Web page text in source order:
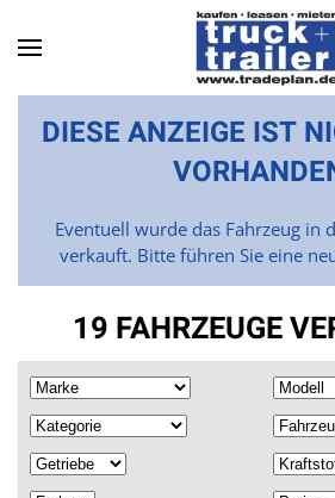
Skip to main content
DIESE ANZEIGE IST
Eventuell wurde das Fahrzeug in
verkauft. Bitte führen Sie eine
19 FAHRZEUGE